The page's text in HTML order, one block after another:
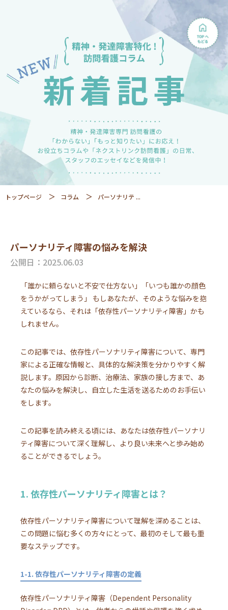
トップページ コラム パーソナリテ ...
パーソナリティ障害の悩みを解決
公開日：2025.06.03
「誰かに頼らないと不安で仕方ない」「いつも誰かの顔色
をうかがってしまう」 もしあなたが、そのような悩みを抱
えているなら、それは「依存性パーソナリティ障害」かも
しれません。
この記事では、依存性パーソナリティ障害について、専門
家による正確な情報と、具体的な解決策を分かりやすく解
説します。原因から診断、治療法、家族の接し方まで、あ
なたの悩みを解決し、自立した生活を送るためのお手伝い
をします。
この記事を読み終える頃には、あなたは依存性パーソナリ
ティ障害について深く理解し、より良い未来へと歩み始め
ることができるでしょう。
1. 依存性パーソナリティ障害とは？
依存性パーソナリティ障害について理解を深めることは、
この問題に悩む多くの方々にとって、最初のそして最も重
要なステップです。
1-1. 依存性パーソナリティ障害の定義
依存性パーソナリティ障害（Dependent Personality